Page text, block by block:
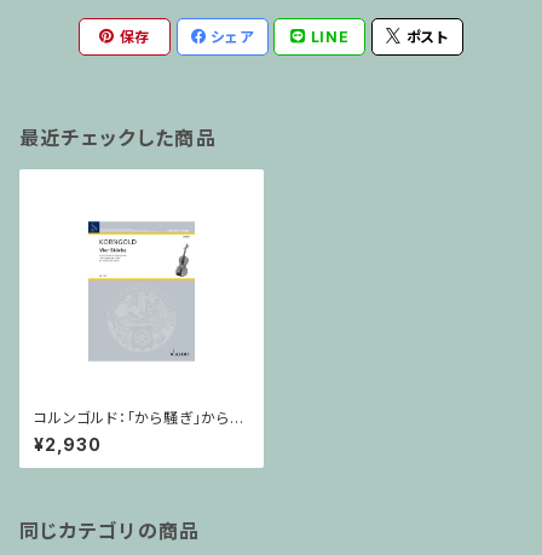
保存 シェア LINE ポスト
最近チェックした商品
コルンゴルド：「から騒ぎ」から４
つの小品 Op.11 / ヴァイオリ
ンとピアノ
¥2,930
同じカテゴリの商品